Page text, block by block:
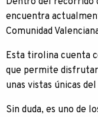
encuentra
Comunidad
Esta tirolina cuenta
que permite
unas vistas únicas
Sin duda, es uno de